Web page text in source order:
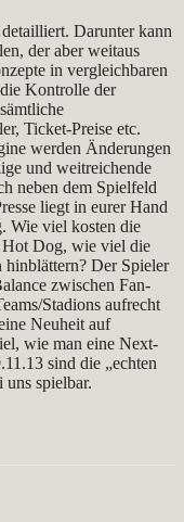
Darunter kann
der aber weitaus
in vergleichbaren
Kontrolle der
Ticket-Preise etc.
werden Änderungen
und weitreichende
neben dem Spielfeld
liegt in eurer Hand
Wie viel kosten die
Dog, wie viel die
hinblättern? Der Spieler
zwischen Fan-
Stadions aufrecht
Neuheit auf
wie man eine Next-
sind die „echten
spielbar.